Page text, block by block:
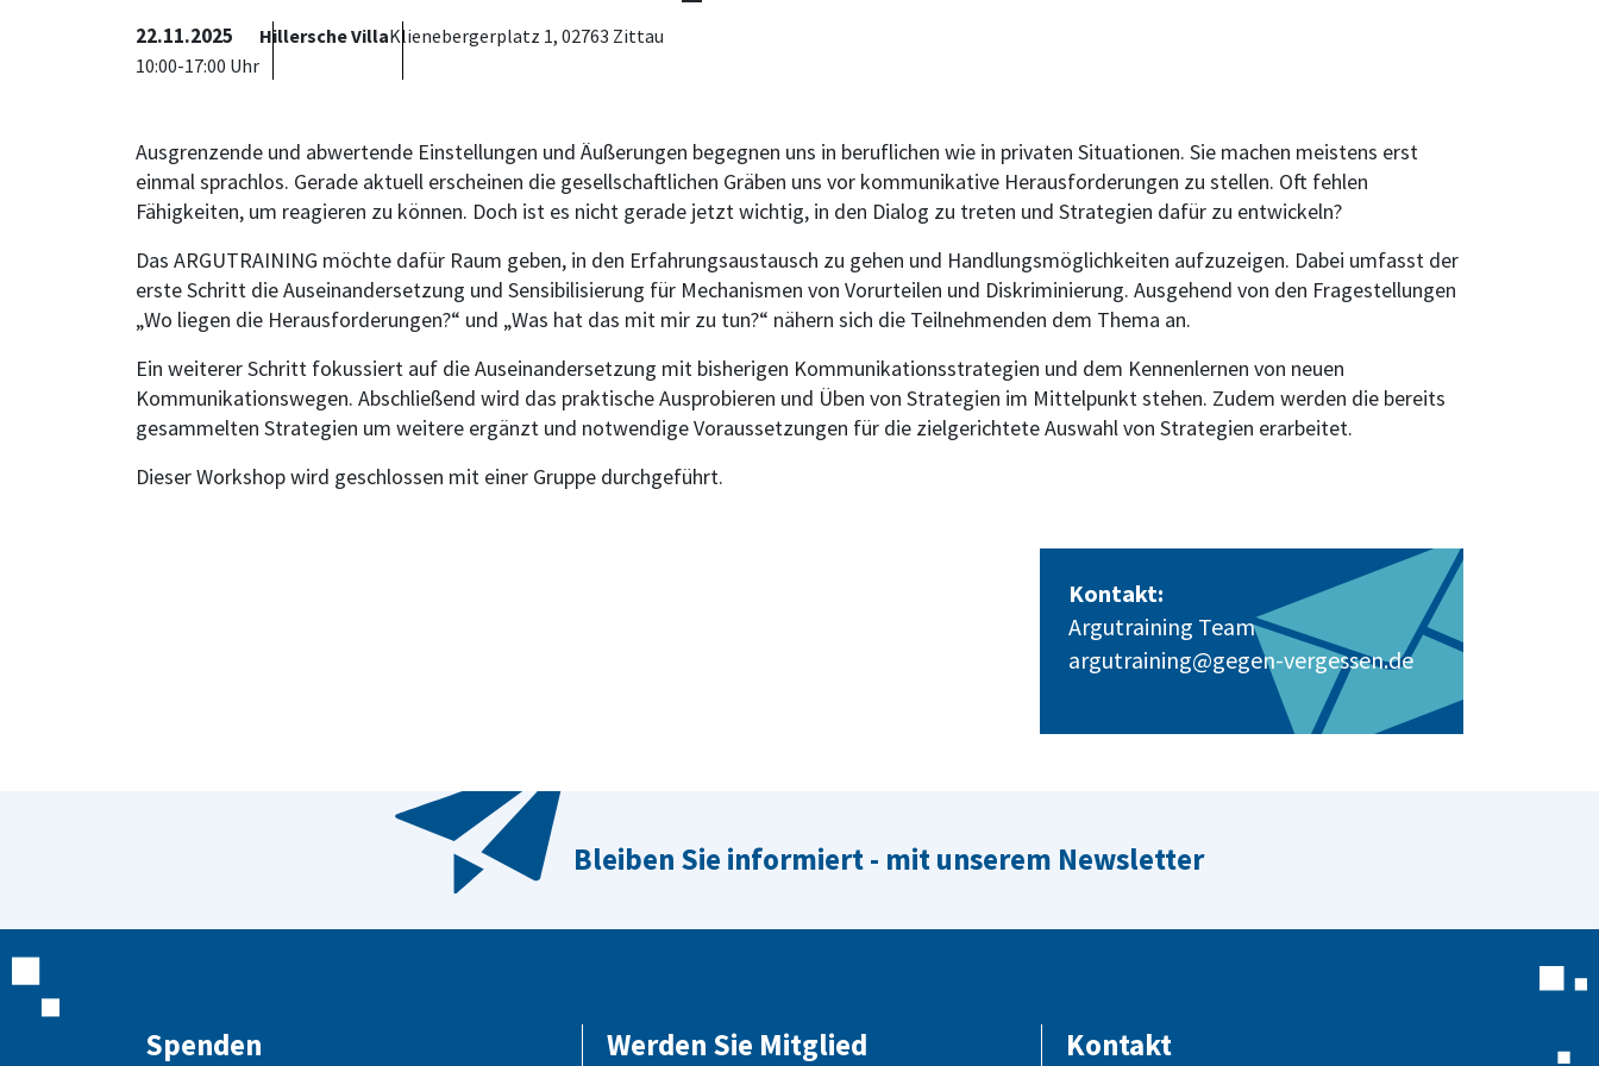
22.11.2025
10:00-17:00 Uhr
Hillersche VillaKlienebergerplatz 1, 02763 Zittau
Ausgrenzende und abwertende Einstellungen und Äußerungen begegnen uns in beruflichen wie in privaten Situationen. Sie machen meistens erst
einmal sprachlos. Gerade aktuell erscheinen die gesellschaftlichen Gräben uns vor kommunikative Herausforderungen zu stellen. Oft fehlen
Fähigkeiten, um reagieren zu können. Doch ist es nicht gerade jetzt wichtig, in den Dialog zu treten und Strategien dafür zu entwickeln?
Das ARGUTRAINING möchte dafür Raum geben, in den Erfahrungsaustausch zu gehen und Handlungsmöglichkeiten aufzuzeigen. Dabei umfasst der
erste Schritt die Auseinandersetzung und Sensibilisierung für Mechanismen von Vorurteilen und Diskriminierung. Ausgehend von den Fragestellungen
„Wo liegen die Herausforderungen?“ und „Was hat das mit mir zu tun?“ nähern sich die Teilnehmenden dem Thema an.
Ein weiterer Schritt fokussiert auf die Auseinandersetzung mit bisherigen Kommunikationsstrategien und dem Kennenlernen von neuen
Kommunikationswegen. Abschließend wird das praktische Ausprobieren und Üben von Strategien im Mittelpunkt stehen. Zudem werden die bereits
gesammelten Strategien um weitere ergänzt und notwendige Voraussetzungen für die zielgerichtete Auswahl von Strategien erarbeitet.
Dieser Workshop wird geschlossen mit einer Gruppe durchgeführt.
Kontakt:
Argutraining Team
argutraining@gegen-vergessen.de
Bleiben Sie informiert - mit unserem Newsletter
Spenden Werden Sie Mitglied Kontakt